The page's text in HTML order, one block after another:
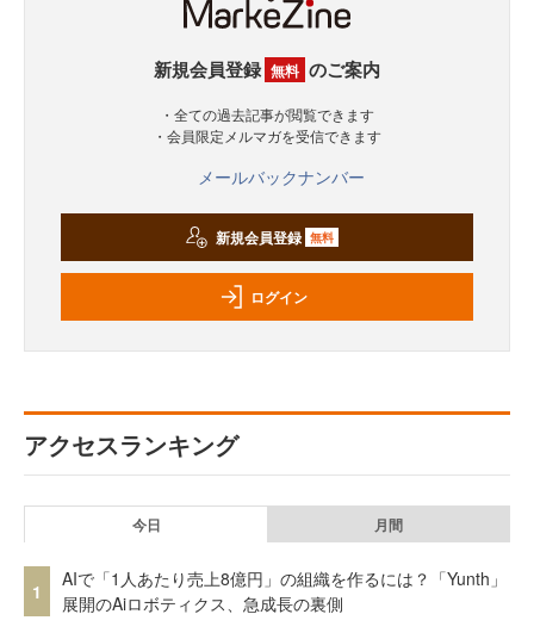
新規会員登録 無料 のご案内
・全ての過去記事が閲覧できます
・会員限定メルマガを受信できます
メールバックナンバー
新規会員登録 無料
ログイン
アクセスランキング
今日 月間
1
AIで「1人あたり売上8億円」の組織を作るには？「Yunth」
展開のAiロボティクス、急成長の裏側